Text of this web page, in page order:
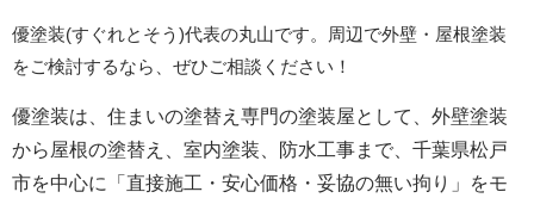
優塗装(すぐれとそう)代表の丸山です。周辺で外壁・屋根塗装
をご検討するなら、ぜひご相談ください！
優塗装は、住まいの塗替え専門の塗装屋として、外壁塗装
から屋根の塗替え、室内塗装、防水工事まで、千葉県松戸
市を中心に「直接施工・安心価格・妥協の無い拘り」をモ